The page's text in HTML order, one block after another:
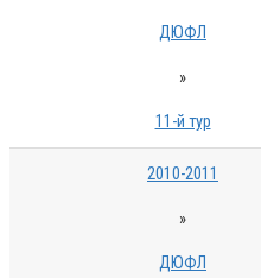
ДЮФЛ
»
11-й тур
2010-2011
»
ДЮФЛ